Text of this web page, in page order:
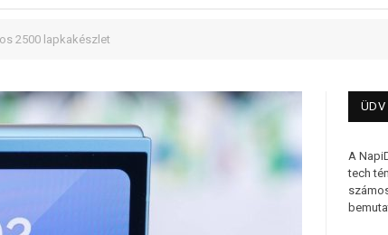
2500 lapkakészlet
ÜDV
A
tech